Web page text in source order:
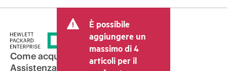
È possibile
aggiungere un
massimo di 4
articoli per il
Come acquistare
Assistenza per i prodotti